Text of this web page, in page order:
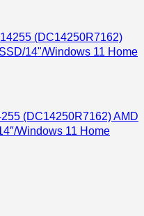
(DC14250R7162) AMD
Windows 11 Home